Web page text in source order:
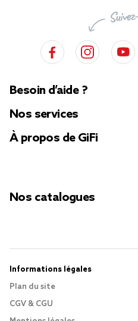
Besoin d’aide ?
Nos services
À propos de GiFi
Nos catalogues
Informations légales
Plan du site
CGV & CGU